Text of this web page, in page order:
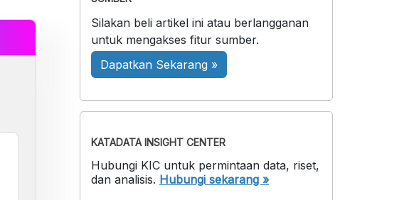
Silakan beli artikel ini atau berlangganan
untuk mengakses fitur sumber.
Dapatkan Sekarang »
KATADATA INSIGHT CENTER
Hubungi KIC untuk permintaan data, riset,
dan analisis. Hubungi sekarang »